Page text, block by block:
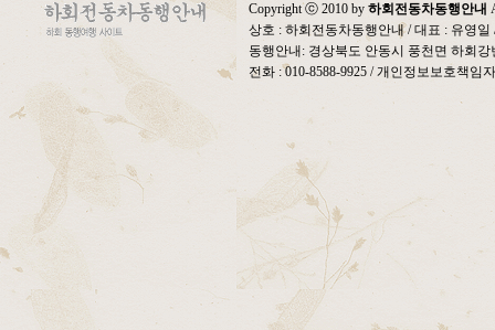
Copyright ⓒ 2010 by 하회전동차동행안내
상호 : 하회전동차동행안내 / 대표 : 유영
동행안내: 경상북도 안동시 풍천면 하회
전화 : 010-8588-9925 / 개인정보보호책임